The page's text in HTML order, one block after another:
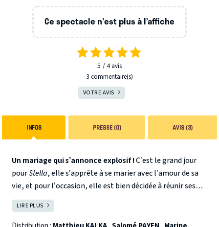
Ce spectacle n'est plus à l’affiche
5 4avis
3 commentaire(s)
VOTRE AVIS
INFOS PRESSE (0) AVIS (3)
Un mariage qui s’annonce explosif !C’est le grand jour
pourStella, elle s’apprête à se marier avec l’amour de sa
vie, et pour l’occasion, elle est bien décidée à réunir ses
deux parents, récemment divorcés à la même table,
convaincue qu’ils peuvent bien faire l’effort, de s’entendre
quelques heures pour le jour le plus important de sa vie.
LIRE PLUS